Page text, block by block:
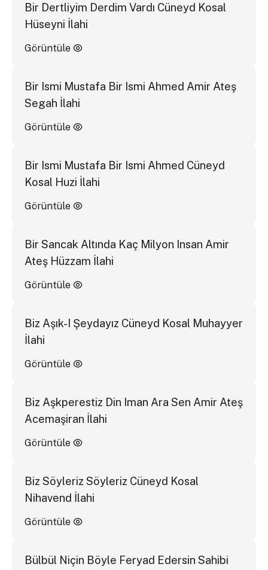
Bir Dertliyim Derdim Vardı Cüneyd Kosal
Hüseyni İlahi
Görüntüle
Bir Ismi Mustafa Bir Ismi Ahmed Amir Ateş
Segah İlahi
Görüntüle
Bir Ismi Mustafa Bir Ismi Ahmed Cüneyd
Kosal Huzi İlahi
Görüntüle
Bir Sancak Altında Kaç Milyon Insan Amir
Ateş Hüzzam İlahi
Görüntüle
Biz Aşık-I Şeydayız Cüneyd Kosal Muhayyer
İlahi
Görüntüle
Biz Aşkperestiz Din Iman Ara Sen Amir Ateş
Acemaşiran İlahi
Görüntüle
Biz Söyleriz Söyleriz Cüneyd Kosal
Nihavend İlahi
Görüntüle
Bülbül Niçin Böyle Feryad Edersin Sahibi